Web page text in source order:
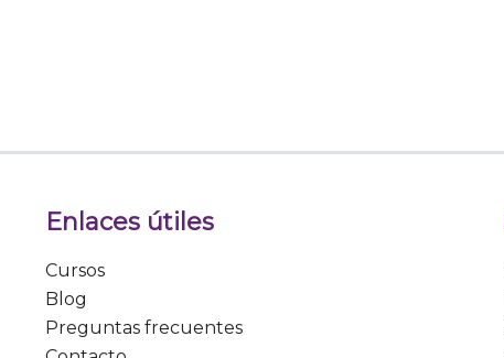
Enlaces útiles
Cursos
Blog
Preguntas frecuentes